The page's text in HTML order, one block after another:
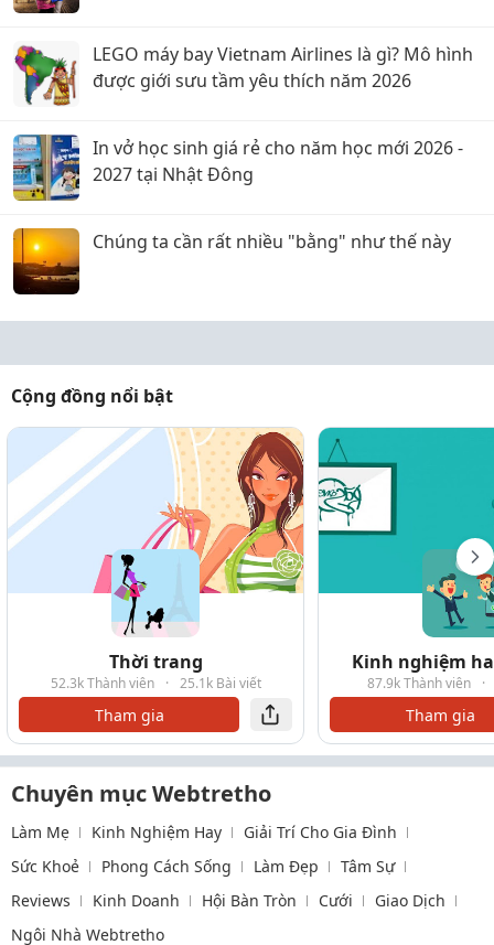
LEGO máy bay Vietnam Airlines là gì? Mô hình
được giới sưu tầm yêu thích năm 2026
In vở học sinh giá rẻ cho năm học mới 2026 -
2027 tại Nhật Đông
Chúng ta cần rất nhiều "bằng" như thế này
Cộng đồng nổi bật
Thời trang
52.3k Thành viên · 25.1k Bài viết
Tham gia
Kinh nghiệm
87.9k Thành viên ·
Tham gia
Chuyên mục Webtretho
Làm Mẹ Kinh Nghiệm Hay
Giải Trí Cho Gia Đình
Sức Khoẻ
Phong Cách Sống Làm Đẹp
Tâm Sự
Reviews
Kinh Doanh Hội Bàn Tròn Cưới
Giao Dịch
Ngôi Nhà Webtretho